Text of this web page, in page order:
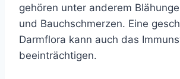
gehören unter anderem
und Bauchschmerzen. Eine
Darmflora kann auch das
beeinträchtigen.